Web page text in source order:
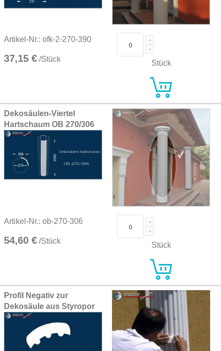
Artikel-Nr.: ofk-2-270-390
37,15 € /Stück Stück
Dekosäulen-Viertel
Hartschaum OB 270/306
Artikel-Nr.: ob-270-306
54,60 € /Stück Stück
Profil Negativ zur
Dekosäule aus Styropor